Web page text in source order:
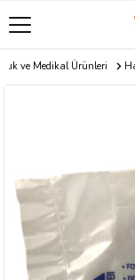
ve Medikal Ürünleri